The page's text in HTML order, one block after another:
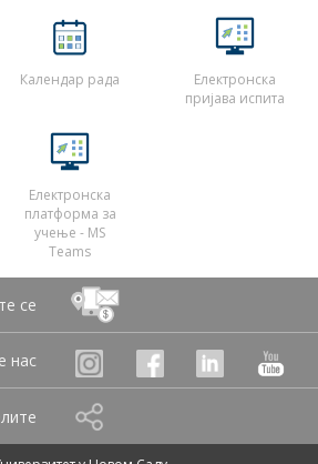
Календар рада
Електронска
пријава испита
Електронска
платформа за
учење - MS
Teams
нас
се